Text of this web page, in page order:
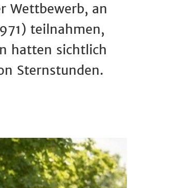
Wettbewerb, an
teilnahmen,
hatten sichtlich
Sternstunden.